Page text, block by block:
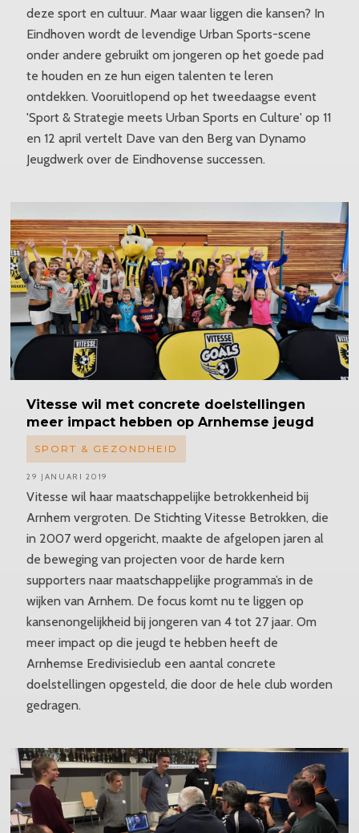
deze sport en cultuur. Maar waar liggen die kansen? In
Eindhoven wordt de levendige Urban Sports-scene
onder andere gebruikt om jongeren op het goede pad
te houden en ze hun eigen talenten te leren
ontdekken. Vooruitlopend op het tweedaagse event
'Sport & Strategie meets Urban Sports en Culture' op 11
en 12 april vertelt Dave van den Berg van Dynamo
Jeugdwerk over de Eindhovense successen.
Vitesse wil met concrete doelstellingen
meer impact hebben op Arnhemse jeugd
Vitesse wil haar maatschappelijke betrokkenheid bij
Arnhem vergroten. De Stichting Vitesse Betrokken, die
in 2007 werd opgericht, maakte de afgelopen jaren al
de beweging van projecten voor de harde kern
supporters naar maatschappelijke programma’s in de
wijken van Arnhem. De focus komt nu te liggen op
kansenongelijkheid bij jongeren van 4 tot 27 jaar. Om
meer impact op die jeugd te hebben heeft de
Arnhemse Eredivisieclub een aantal concrete
doelstellingen opgesteld, die door de hele club worden
gedragen.
SPORT & GEZONDHEID
29 JANUARI 2019